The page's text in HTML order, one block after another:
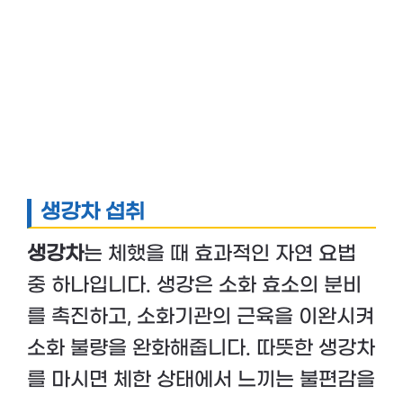
생강차 섭취
생강차는 체했을 때 효과적인 자연 요법
중 하나입니다. 생강은 소화 효소의 분비
를 촉진하고, 소화기관의 근육을 이완시켜
소화 불량을 완화해줍니다. 따뜻한 생강차
를 마시면 체한 상태에서 느끼는 불편감을